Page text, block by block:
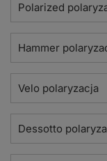
Polarized
Hammer
Velo polaryzacja
Dessotto